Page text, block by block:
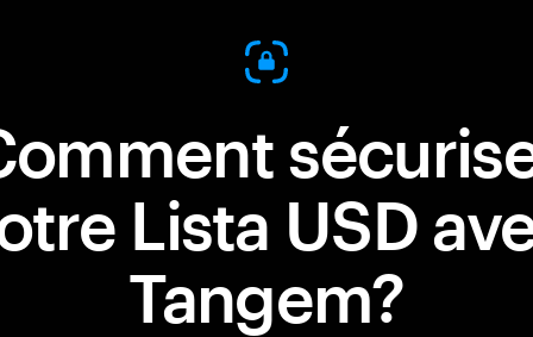
Lista USD
Tangem?